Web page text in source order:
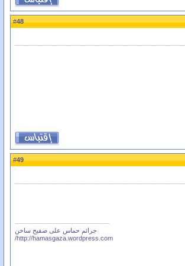
#
48
#
49
جرائم حماس على صفيح ساخن
http://hamasgaza.wordpress.com/